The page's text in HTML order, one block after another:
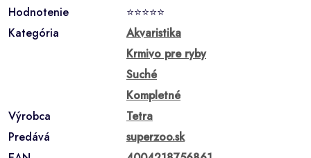
Hodnotenie
⭐⭐⭐⭐⭐
Kategória
Akvaristika
Krmivo pre ryby
Suché
Kompletné
Výrobca
Tetra
Predává
superzoo.sk